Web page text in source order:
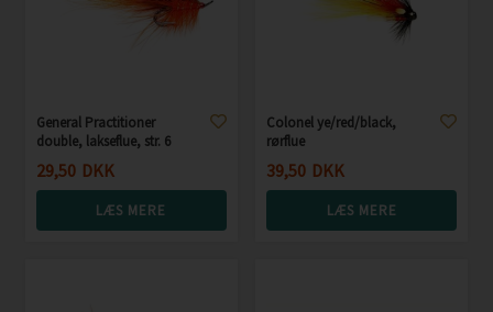
General Practitioner
double, lakseflue, str. 6
29,50 DKK
LÆS MERE
Colonel ye/red/black,
rørflue
39,50 DKK
LÆS MERE